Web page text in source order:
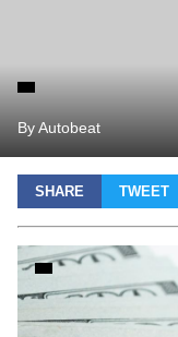
By Autobeat
SHARE TWEET